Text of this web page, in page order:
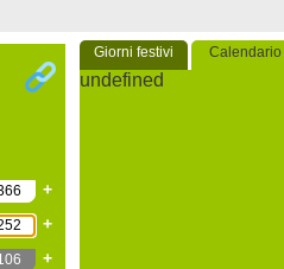
+
+
+
Giorni festivi Calendario
undefined